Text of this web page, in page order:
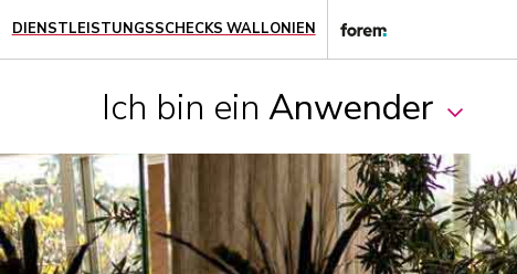
DIENSTLEISTUNGSSCHECKS WALLONIEN
Ich bin ein Anwender